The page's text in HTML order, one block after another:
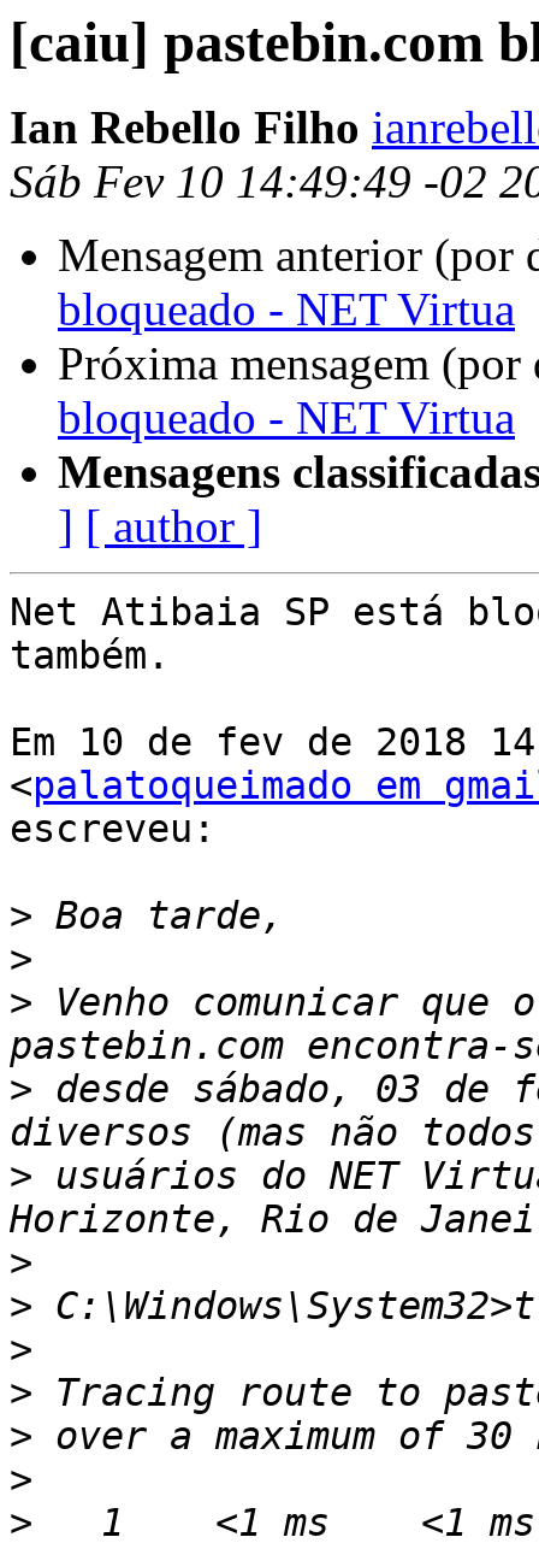
[caiu] pastebin.com
Ian Rebello Filho
Sáb Fev 10 14:49:49 -02
Mensagem anterior (por
bloqueado - NET Virtua
Próxima mensagem
bloqueado - NET Virtua
Mensagens
] [ author ]
Net Atibaia SP está
também.
Em 10 de fev de 2018
<palatoqueimado em
escreveu:
>
>
> Venho comunicar que
> desde sábado, 03 de
> usuários do NET
>
>
>
>
>
>
>